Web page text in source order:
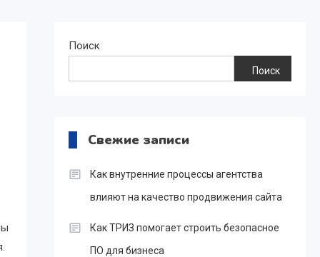
Поиск
Поиск
Свежие записи
Как внутренние процессы агентства
влияют на качество продвижения сайта
Как ТРИЗ помогает строить безопасное
ПО для бизнеса